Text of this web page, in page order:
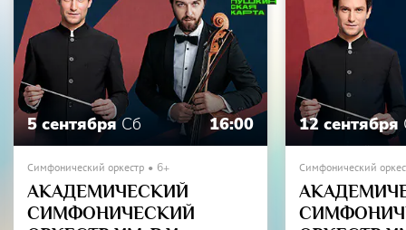
5 сентября Сб 16:00
Симфонический оркестр 6+
АКАДЕМИЧЕСКИЙ
СИМФОНИЧЕСКИЙ
12 сентября
Симфонический